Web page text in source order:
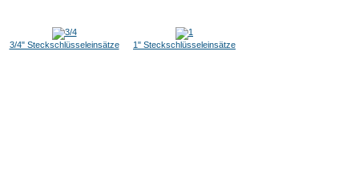
3/4" Steckschlüsseleinsätze 1" Steckschlüsseleinsätze